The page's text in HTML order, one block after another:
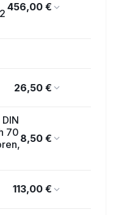
456,00 €
26,50 €
70 8,50 €
113,00 €